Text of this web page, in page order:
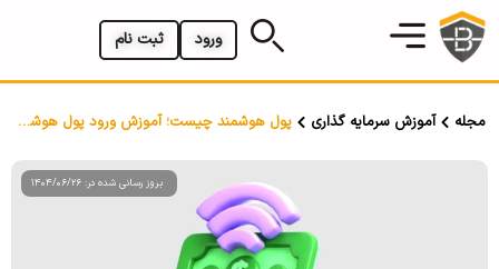
ثبت نام ورود
مجله آموزش سرمایه گذاری پول هوشمند چیست؛ آموزش ورود پول هوشمند به سهم
بروز رسانی شده در: 1404/06/26